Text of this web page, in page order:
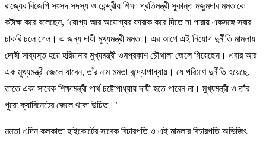
রাজ্যের বিজেপি সংসদ সদস্য ও কেন্দ্রীয় শিক্ষা প্রতিমন্ত্রী সুকান্ত মজুমদার মমতাকে
কটাক্ষ করে বলেছেন, ‘যোগ্য আর অযোগ্যর ফারাক করে দিতে না পারায় একসঙ্গে সবার
চাকরি চলে গেল। এ জন্য দায়ী মুখ্যমন্ত্রী মমতা। এর আগে এই নিয়োগ দুর্নীতি মামলায়
দোষী সাব্যস্ত হয়ে হরিয়ানার মুখ্যমন্ত্রী ওমপ্রকাশ চৌথালা জেলে গিয়েছেন। এবার আর
এক মুখ্যমন্ত্রী জেলে যাবেন, তাঁর নাম মমতা বন্দ্যোপাধ্যায়। যে পরিমাণ দুর্নীতি হয়েছে,
তাতে একা সাবেক শিক্ষামন্ত্রী পার্থ চট্টোপাধ্যায় দায়ী হতে পারেন না। মুখ্যমন্ত্রী ও তাঁর
পুরো ক্যাবিনেটের জেলে থাকা উচিত।’
মমতা এদিন কলকাতা হাইকোর্টের সাবেক বিচারপতি ও এই মামলার বিচারপতি অভিজিৎ